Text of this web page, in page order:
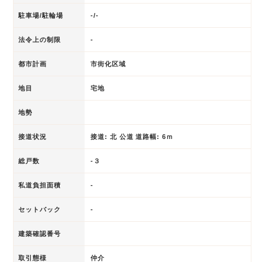
駐車場/駐輪場 -/-
法令上の制限 -
都市計画 市街化区域
地目 宅地
地勢
接道状況 接道: 北 公道 道路幅: 6ｍ
総戸数 -３
私道負担面積 -
セットバック -
建築確認番号
取引態様 仲介